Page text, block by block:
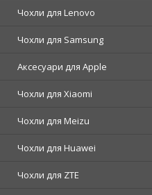
Чохли для Lenovo
Чохли для Samsung
Аксесуари для Apple
Чохли для Xiaomi
Чохли для Meizu
Чохли для Huawei
Чохли для ZTE